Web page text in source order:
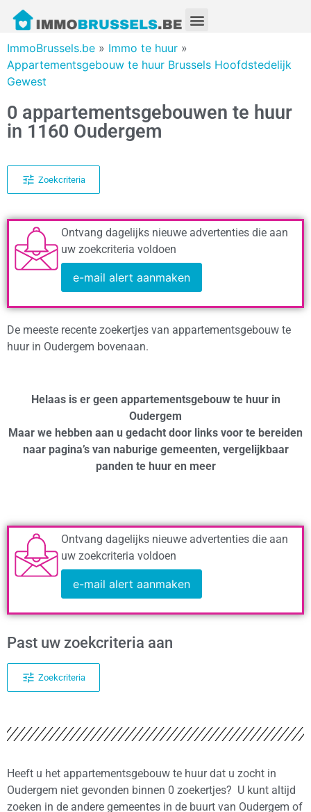
ImmoBrussels.be » Immo te huur »
Appartementsgebouw te huur Brussels Hoofdstedelijk
Gewest
0 appartementsgebouwen te huur
in 1160 Oudergem
Zoekcriteria
Ontvang dagelijks nieuwe advertenties die aan
uw zoekcriteria voldoen
e-mail alert aanmaken
De meeste recente zoekertjes van appartementsgebouw te
huur in Oudergem bovenaan.
Helaas is er geen appartementsgebouw te huur in
Oudergem
Maar we hebben aan u gedacht door links voor te bereiden
naar pagina’s van naburige gemeenten, vergelijkbaar
panden te huur en meer
Ontvang dagelijks nieuwe advertenties die aan
uw zoekcriteria voldoen
e-mail alert aanmaken
Past uw zoekcriteria aan
Zoekcriteria
Heeft u het appartementsgebouw te huur dat u zocht in
Oudergem niet gevonden binnen 0 zoekertjes? U kunt altijd
zoeken in de andere gemeentes in de buurt van Oudergem of